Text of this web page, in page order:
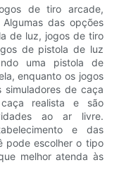
de tiro arcade,
das opções
de luz, jogos de tiro
de pistola de luz
uma pistola de
enquanto os jogos
de caça
realista e são
ao ar livre.
e das
pode escolher o tipo
melhor atenda às